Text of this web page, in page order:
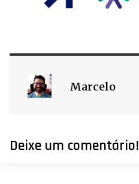
Marcelo
Deixe um comentário!